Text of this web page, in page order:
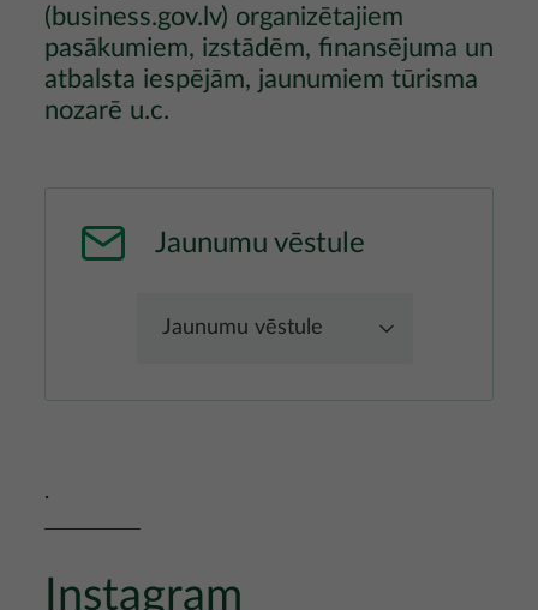
(business.gov.lv) organizētajiem
pasākumiem, izstādēm, finansējuma un
atbalsta iespējām, jaunumiem tūrisma
nozarē u.c.
Jaunumu vēstule
Jaunumu vēstule
.
Instagram